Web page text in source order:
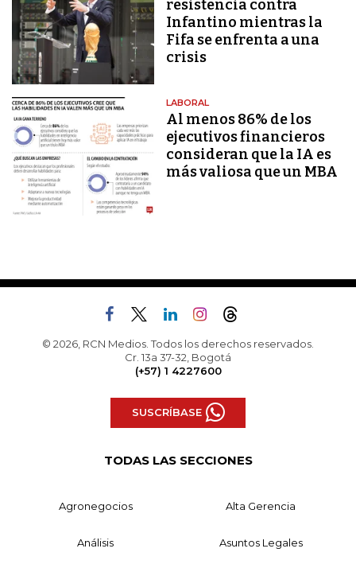
resistencia contra
Infantino mientras la
Fifa se enfrenta a una
crisis
LABORAL
Al menos 86% de los
ejecutivos financieros
consideran que la IA es
más valiosa que un MBA
© 2026, RCN Medios. Todos los derechos reservados.
Cr. 13a 37-32, Bogotá
(+57) 1 4227600
SUSCRÍBASE
TODAS LAS SECCIONES
Agronegocios Alta Gerencia
Análisis Asuntos Legales